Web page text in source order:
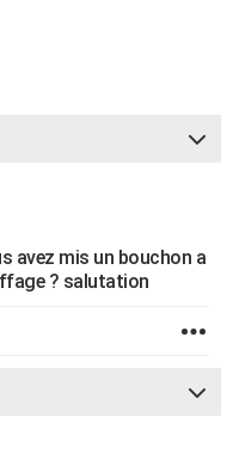
avez mis un bouchon a
? salutation